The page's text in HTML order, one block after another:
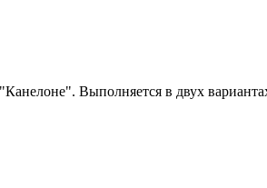
Выполняется в двух